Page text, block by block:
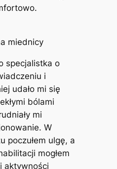
miednicy
specjalistka o
i
udało mi się
bólami
mi
W
poczułem ulgę, a
mogłem
aktywności